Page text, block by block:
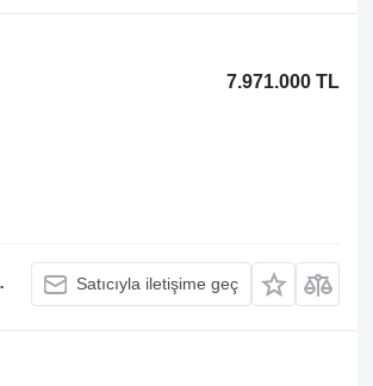
7.971.000 TL
Satıcıyla iletişime geç